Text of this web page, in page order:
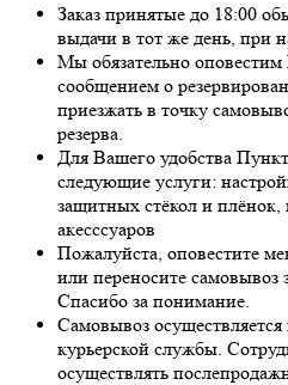
Заказ принятые до 18:00
выдачи в тот же день, при
Мы обязательно
сообщением о
приезжать в точку
резерва.
Для Вашего удобства
следующие услуги:
защитных стёкол и
акесссуаров
Пожалуйста, оповестите
или переносите самовывоз
Спасибо за понимание.
Самовывоз
курьерской службы.
осуществлять